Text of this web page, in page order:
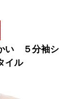
い ５分袖シ
イル